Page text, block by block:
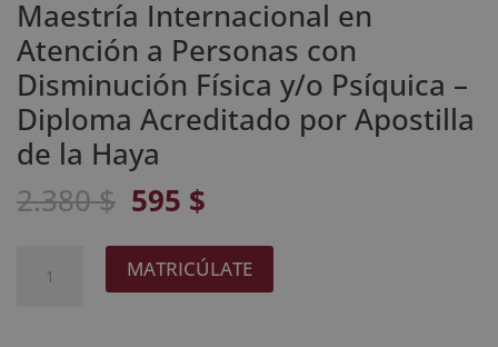
Maestría Internacional en
Atención a Personas con
Disminución Física y/o Psíquica –
Diploma Acreditado por Apostilla
de la Haya
2.380$ El
precio
original
era:
595 $
actual
es:
Internacional
MATRICÚLATE